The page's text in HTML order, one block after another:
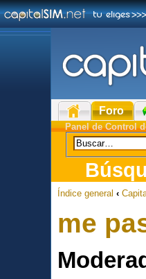
Foro
Panel de Control
Índice general ‹
me